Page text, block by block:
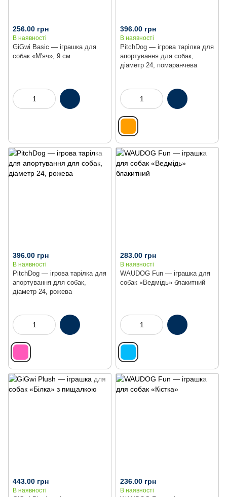
GiGwi Basic — іграшка для
собак «М'яч», 9 см
256.00 грн
В наявності
PitchDog — ігрова тарілка для
апортування для собак,
діаметр 24, помаранчева
396.00 грн
В наявності
PitchDog — ігрова тарілка для
апортування для собак,
діаметр 24, рожева
396.00 грн
В наявності
WAUDOG Fun — іграшка для
собак «Ведмідь» блакитний
283.00 грн
В наявності
443.00 грн
В наявності
236.00 грн
В наявності